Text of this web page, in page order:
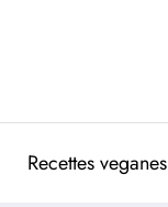
Recettes veganes